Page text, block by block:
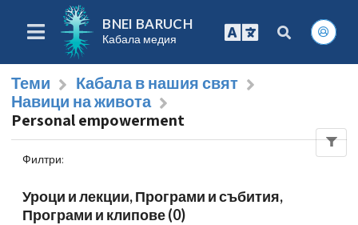
BNEI BARUCH
Кабала медия
Теми
Кабала в нашия свят
Навици на живота
Personal empowerment
Филтри:
Уроци и лекции, Програми и събития,
Програми и клипове (0)